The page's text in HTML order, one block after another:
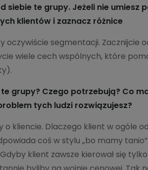
siebie te grupy. Jeżeli nie umiesz
klientów i zaznacz różnice
oczywiście segmentacji. Zacznijcie
wiele cech wspólnych, które
grupy? Czego potrzebują? Co
tych ludzi rozwiązujesz?
o kliencie. Dlaczego klient w ogóle
coś w stylu „bo mamy tanio”
klient zawsze kierował się